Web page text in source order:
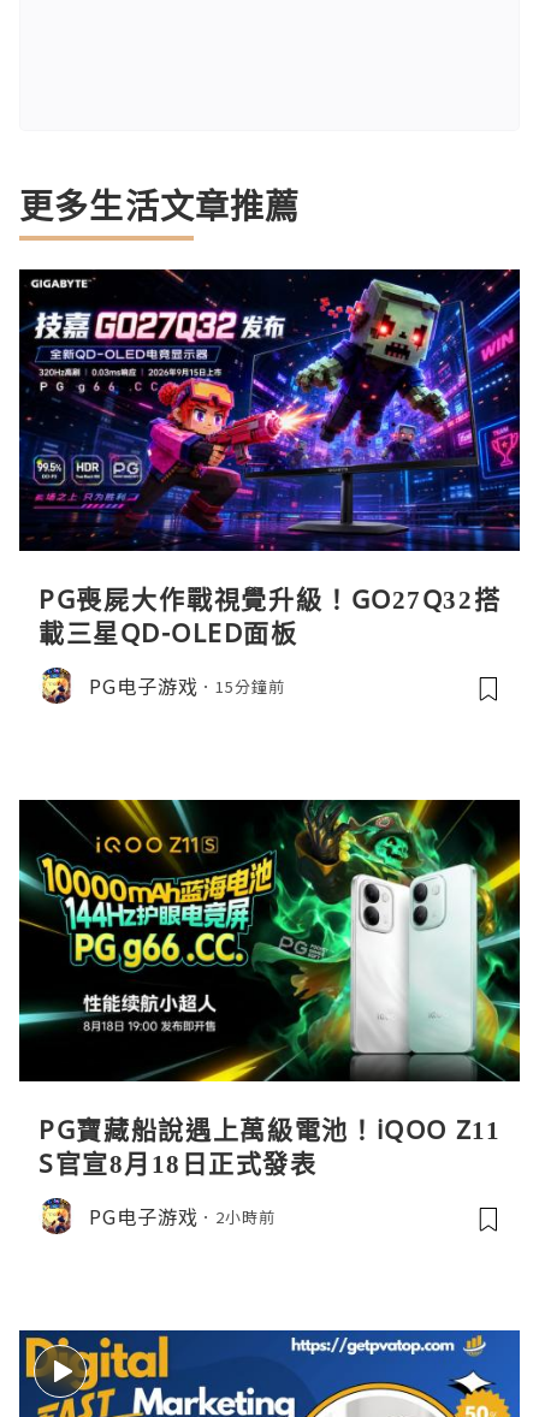
更多生活文章推薦
PG喪屍大作戰視覺升級！GO27Q32搭
載三星QD-OLED面板
PG电子游戏 15分鐘前
PG寶藏船說遇上萬級電池！iQOO Z11
S官宣8月18日正式發表
PG电子游戏 2小時前